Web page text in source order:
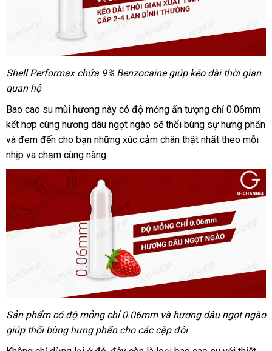
Shell Performax chứa 9% Benzocaine giúp kéo dài thời gian
quan hệ
Bao cao su mùi hương này có độ mỏng ấn tượng chỉ 0.06mm
kết hợp cùng hương dâu ngọt ngào sẽ thổi bùng sự hưng phấn
và đem đến cho bạn những xúc cảm chân thật nhất theo mỗi
nhịp va chạm cùng nàng.
Sản phẩm có độ mỏng chỉ 0.06mm và hương dâu ngọt ngào
giúp thổi bùng hưng phấn cho các cặp đôi